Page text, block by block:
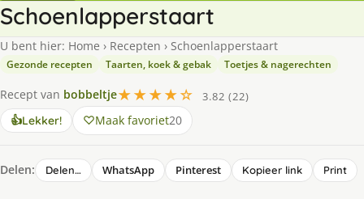
Schoenlapperstaart
U bent hier: Home › Recepten › Schoenlapperstaart
Gezonde recepten Taarten, koek & gebak Toetjes & nagerechten
Recept van bobbeltje★★★★☆
3.82 (22)
👍Lekker! Maak favoriet20
Delen: Delen… WhatsApp Pinterest Kopieer link Print